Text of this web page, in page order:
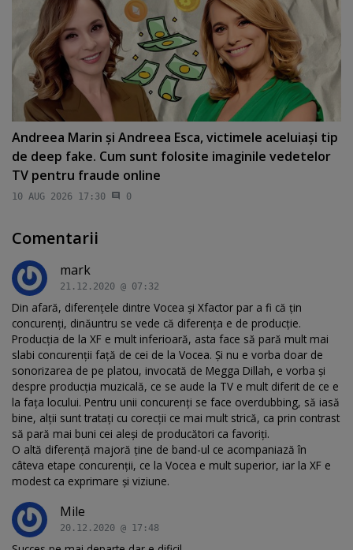
Andreea Marin şi Andreea Esca, victimele aceluiaşi tip
de deep fake. Cum sunt folosite imaginile vedetelor
TV pentru fraude online
10 AUG 2026 17:30 0
Comentarii
mark
21.12.2020 @ 07:32
Din afară, diferențele dintre Vocea și Xfactor par a fi că țin
concurenți, dinăuntru se vede că diferența e de producție.
Producția de la XF e mult inferioară, asta face să pară mult mai
slabi concurenții față de cei de la Vocea. Și nu e vorba doar de
sonorizarea de pe platou, invocată de Megga Dillah, e vorba și
despre producția muzicală, ce se aude la TV e mult diferit de ce e
la fața locului. Pentru unii concurenți se face overdubbing, să iasă
bine, alții sunt tratați cu corecții ce mai mult strică, ca prin contrast
să pară mai buni cei aleși de producători ca favoriți.
O altă diferență majoră ține de band-ul ce acompaniază în
câteva etape concurenții, ce la Vocea e mult superior, iar la XF e
modest ca exprimare și viziune.
Mile
20.12.2020 @ 17:48